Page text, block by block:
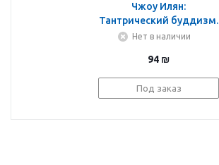
Чжоу Илян:
Тантрический буддизм.
Книга 1. Тантризм в
Нет в наличии
94 ₪
Под заказ